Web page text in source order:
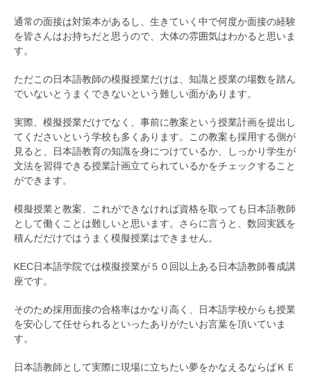
通常の面接は対策本があるし、生きていく中で何度か面接の経験
を皆さんはお持ちだと思うので、大体の雰囲気はわかると思いま
す。
ただこの日本語教師の模擬授業だけは、知識と授業の場数を踏ん
でいないとうまくできないという難しい面があります。
実際、模擬授業だけでなく、事前に教案という授業計画を提出し
てくださいという学校も多くあります。この教案も採用する側が
見ると、日本語教育の知識を身につけているか、しっかり学生が
文法を習得できる授業計画立てられているかをチェックすること
ができます。
模擬授業と教案、これができなければ資格を取っても日本語教師
として働くことは難しいと思います。さらに言うと、数回実践を
積んだだけではうまく模擬授業はできません。
KEC日本語学院では模擬授業が５０回以上ある日本語教師養成講
座です。
そのため採用面接の合格率はかなり高く、日本語学校からも授業
を安心して任せられるといったありがたいお言葉を頂いていま
す。
日本語教師として実際に現場に立ちたい夢をかなえるならばＫＥ